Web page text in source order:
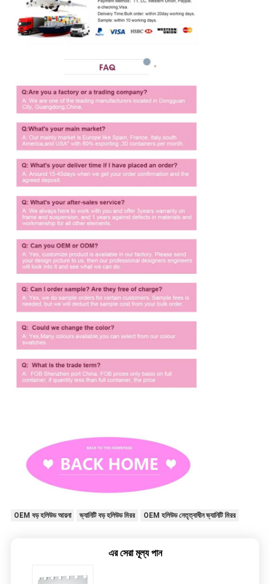
OEM বড় হলিউড আয়না ভ্যানিটি বড় হলিউড মিরর OEM হলিউড নেতৃত্বাধীন ভ্যানিটি মিরর
এর সেরা মূল্য পান